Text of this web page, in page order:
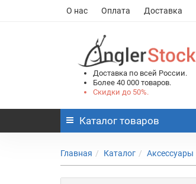
О нас Оплата Доставка
Доставка по всей России.
Более 40 000 товаров.
Скидки до 50%.
Каталог товаров
Главная Каталог Аксессуары